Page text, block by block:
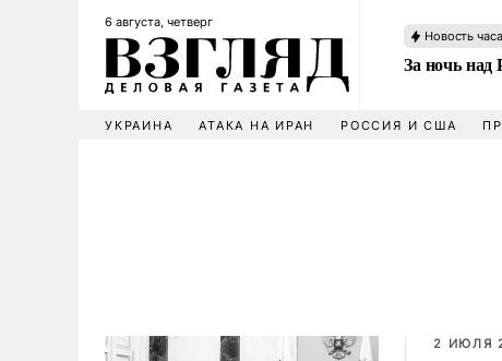
6 августа, четверг
Новость часа
За ночь
УКРАИНА АТАКА НА ИРАН РОССИЯ И США
2 ИЮЛЯ